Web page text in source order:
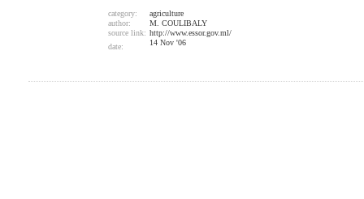
category:
agriculture
author:
M. COULIBALY
source link: http://www.essor.gov.ml/
date:
14 Nov '06